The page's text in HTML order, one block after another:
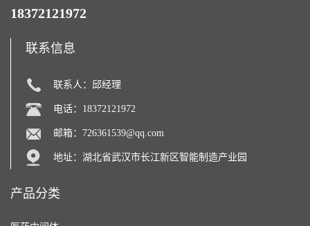
18372121972
联系信息
联系人：邱经理
电话：18372121972
邮箱： 726361539@qq.com
地址：湖北省武汉市长江新区智能制造产业园
产品分类